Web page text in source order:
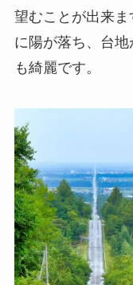
望むことが出来
に陽が落ち、台
も綺麗です。